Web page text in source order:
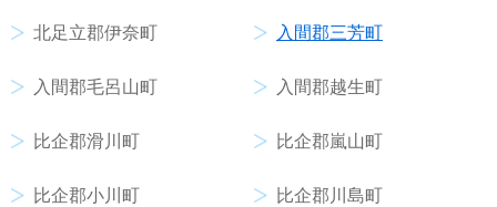
北足立郡伊奈町 入間郡三芳町
入間郡毛呂山町 入間郡越生町
比企郡滑川町 比企郡嵐山町
比企郡小川町 比企郡川島町